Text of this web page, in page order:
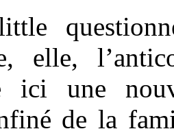
elle,
ici une
de la